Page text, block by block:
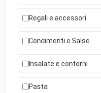
Regali e accessori
Condimenti e Salse
Insalate e contorni
Pasta